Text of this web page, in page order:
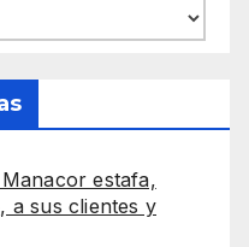
estafa,
a sus clientes y